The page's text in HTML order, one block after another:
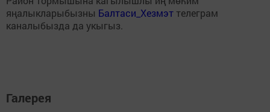
яңалыкларыбызны Балтаси_Хезмэт телеграм
каналыбызда да укыгыз.
Галерея